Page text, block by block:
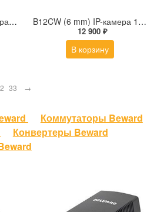
B12CW (3.6 mm) IP-камера 1Мп миниатюрная кубическая беспроводная с фиксированным объективом 3.6 мм и микрофоном B12CW (6 mm) IP-камера 1Мп миниатюрная кубическая беспроводная с фиксированным объективом 6 мм и микрофоном
12 900 ₽
В корзину
33 →
Коммутаторы Beward
Конвертеры Beward